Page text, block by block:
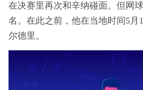
在决赛里再次和辛纳碰面。但网
名。在此之前，他在当地时间5月
尔德里。